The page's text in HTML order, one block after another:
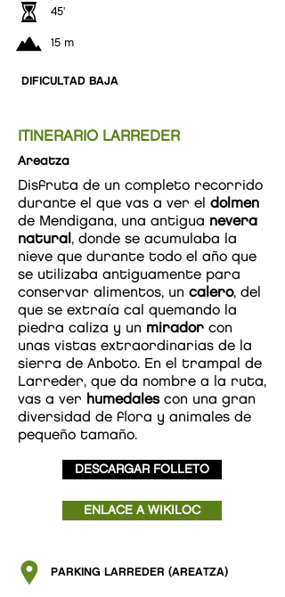
45'
15 m
DIFICULTAD BAJA
ITINERARIO LARREDER
Areatza
Disfruta de un completo recorrido
durante el que vas a ver el dolmen
de Mendigana, una antigua nevera
natural , donde se acumulaba la
nieve que durante todo el año que
se utilizaba antiguamente para
conservar alimentos, un calero, del
que se extraía cal quemando la
piedra caliza y un mirador con
unas vistas extraordinarias de la
sierra de Anboto. En el trampal de
Larreder, que da nombre a la ruta,
vas a ver humedales con una gran
diversidad de flora y animales de
pequeño tamaño.
DESCARGAR FOLLETO
ENLACE A WIKILOC
PARKING LARREDER (AREATZA)